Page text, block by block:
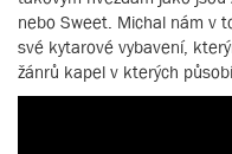
nebo Sweet. Michal nám v
své kytarové vybavení,
žánrů kapel v kterých